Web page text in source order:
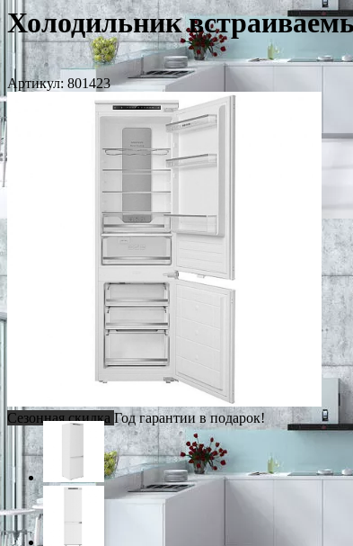
Холодильник
Артикул: 801423
Сезонная скидка Год гарантии в подарок!